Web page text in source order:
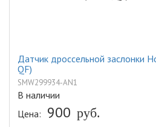
Датчик дроссельной заслонки
QF)
SMW299934-AN1
В наличии
Цена: 900 руб.